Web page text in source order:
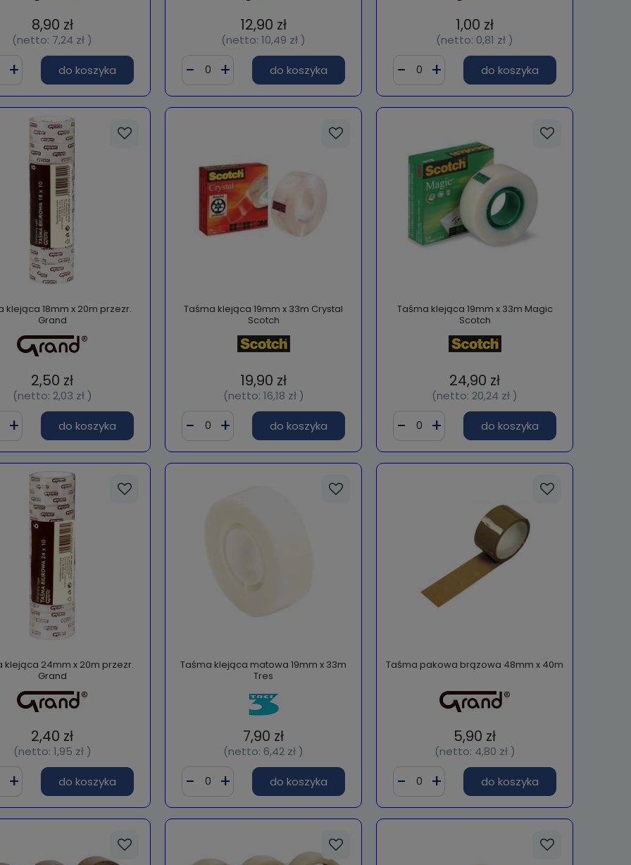
8,90 zł
(netto: 7,24 zł )
do koszyka
12,90 zł
(netto: 10,49 zł )
do koszyka
1,00 zł
(netto: 0,81 zł )
do koszyka
klejąca 18mm x 20m przezr.
Grand
2,50 zł
(netto: 2,03 zł)
do koszyka
Taśma klejąca 19mm x 33m Crystal
Scotch
19,90 zł
(netto: 16,18 zł)
do koszyka
Taśma klejąca 19mm x 33m Magic
Scotch
24,90 zł
(netto: 20,24 zł )
do koszyka
klejąca 24mm x 20m przezr.
Grand
2,40 zł
(netto: 1,95 zł)
do koszyka
Taśma klejąca matowa 19mm x 33m
Tres
7,90 zł
(netto: 6,42 zł )
do koszyka
Taśma pakowa brązowa 48mm x 40m
5,90 zł
(netto: 4,80 zł)
do koszyka